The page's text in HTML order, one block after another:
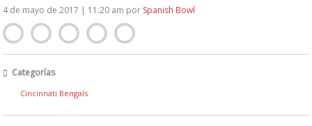
4 de mayo de 2017 | 11:20 am por Spanish Bowl
Categorías
Cincinnati Bengals